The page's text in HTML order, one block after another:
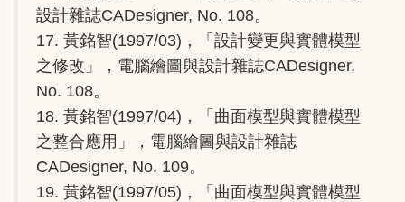
設計雜誌CADesigner, No. 108。
17. 黃銘智(1997/03)，「設計變更與實體模型
之修改」，電腦繪圖與設計雜誌CADesigner,
No. 108。
18. 黃銘智(1997/04)，「曲面模型與實體模型
之整合應用」，電腦繪圖與設計雜誌
CADesigner, No. 109。
19. 黃銘智(1997/05)，「曲面模型與實體模型